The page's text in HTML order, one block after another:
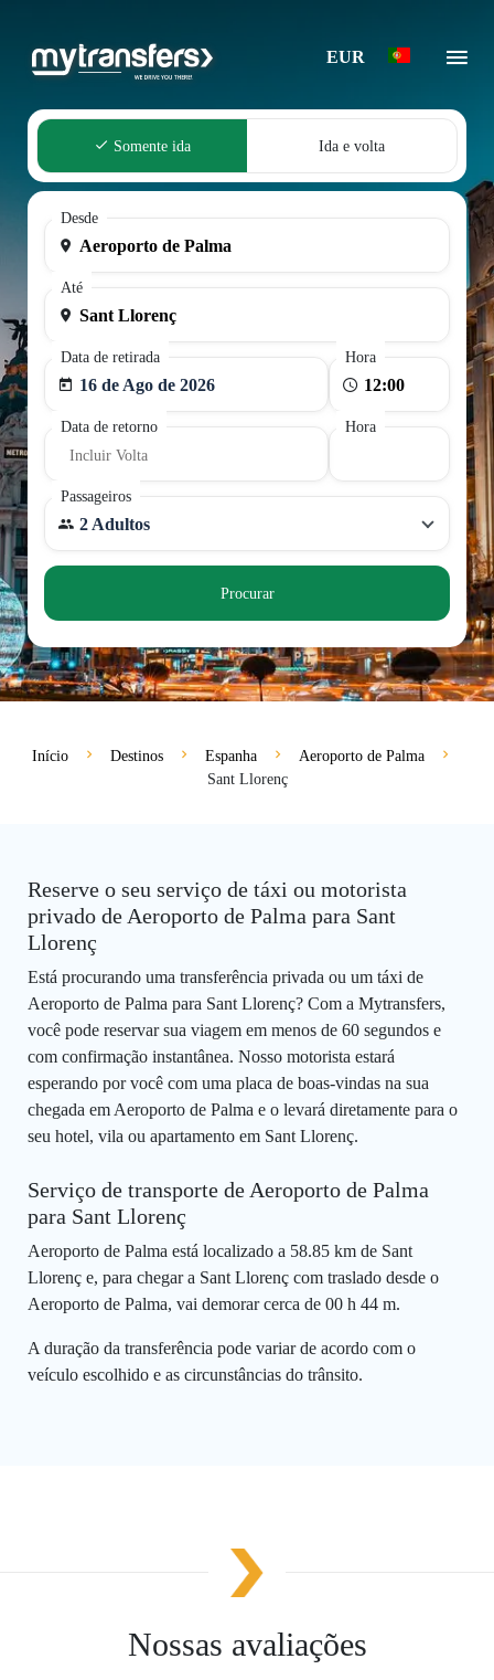
EUR
Somente ida Ida e volta
Desde
Até
Data de retirada
16 de Ago de 2026
Hora
Data de retorno
Incluir Volta
Hora
Passageiros
2 Adultos
Procurar
Início Destinos Espanha
Aeroporto de Palma
Sant Llorenç
Reserve o seu serviço de táxi ou motorista
privado de Aeroporto de Palma para Sant
Llorenç
Está procurando uma transferência privada ou um táxi de
Aeroporto de Palma para Sant Llorenç? Com a Mytransfers,
você pode reservar sua viagem em menos de 60 segundos e
com confirmação instantânea. Nosso motorista estará
esperando por você com uma placa de boas-vindas na sua
chegada em Aeroporto de Palma e o levará diretamente para o
seu hotel, vila ou apartamento em Sant Llorenç.
Serviço de transporte de Aeroporto de Palma
para Sant Llorenç
Aeroporto de Palma está localizado a 58.85 km de Sant
Llorenç e, para chegar a Sant Llorenç com traslado desde o
Aeroporto de Palma, vai demorar cerca de 00 h 44 m.
A duração da transferência pode variar de acordo com o
veículo escolhido e as circunstâncias do trânsito.
Nossas avaliações